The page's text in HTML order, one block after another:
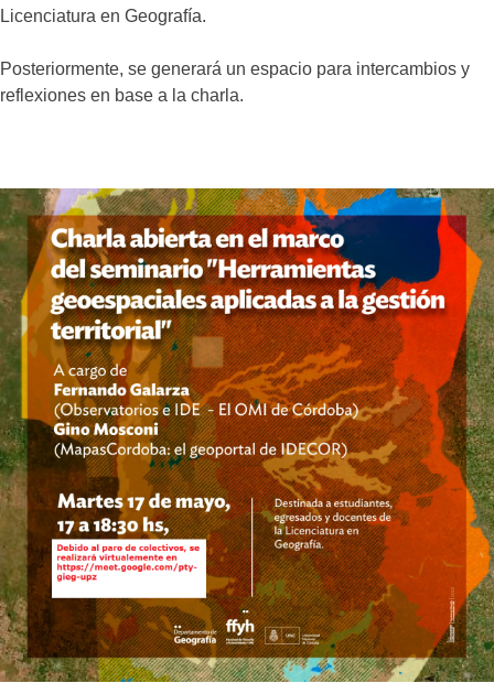
Licenciatura en Geografía.
Posteriormente, se generará un espacio para intercambios y
reflexiones en base a la charla.